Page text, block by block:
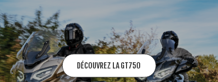
DÉCOUVREZ LA GT750